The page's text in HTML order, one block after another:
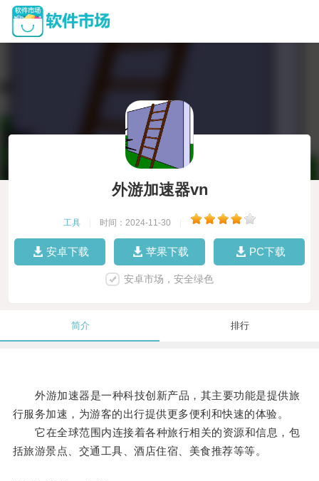
外游加速器vn
工具 时间：2024-11-30
安卓下载 苹果下载 PC下载
安卓市场，安全绿色
简介 排行
外游加速器是一种科技创新产品，其主要功能是提供旅
行服务加速，为游客的出行提供更多便利和快速的体验。
它在全球范围内连接着各种旅行相关的资源和信息，包
括旅游景点、交通工具、酒店住宿、美食推荐等等。